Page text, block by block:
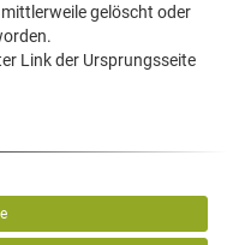
gelöscht oder
Link der Ursprungsseite